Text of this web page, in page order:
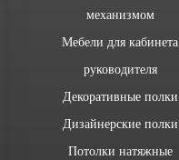
механизмом
Мебели для кабинета
руководителя
Декоративные полки
Дизайнерские полки
Потолки натяжные